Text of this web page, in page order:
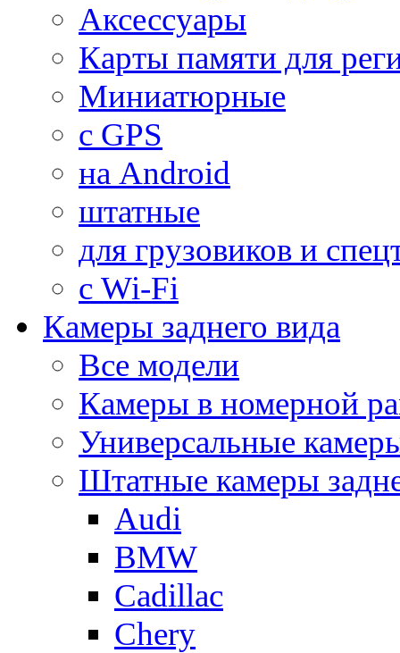
Аксессуары
Карты памяти для
Миниатюрные
с GPS
на Android
штатные
для грузовиков и
с Wi-Fi
Камеры заднего вида
Все модели
Камеры в номерной
Универсальные
Штатные камеры
Audi
BMW
Cadillac
Chery